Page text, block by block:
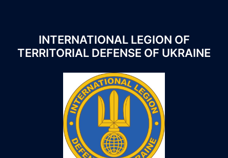
INTERNATIONAL LEGION OF
TERRITORIAL DEFENSE OF UKRAINE